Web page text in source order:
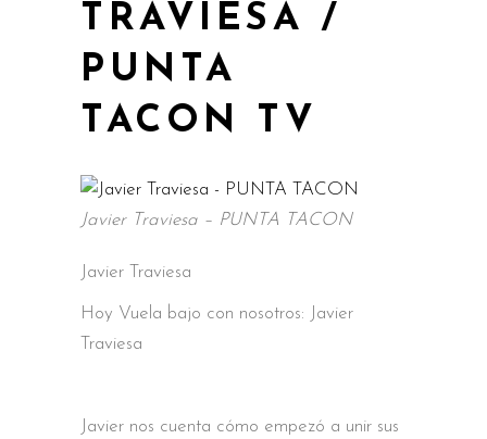
TRAVIESA /
PUNTA
TACON TV
Javier Traviesa – PUNTA TACON
Javier Traviesa
Hoy Vuela bajo con nosotros: Javier
Traviesa
Javier nos cuenta cómo empezó a unir sus